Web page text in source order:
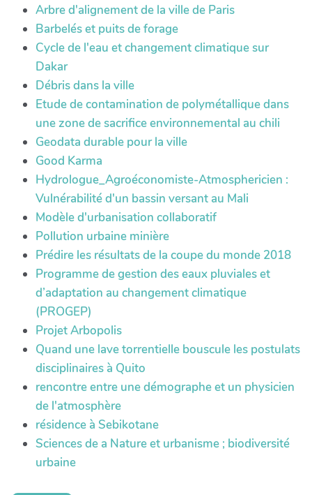
Arbre d'alignement de la ville de Paris
Barbelés et puits de forage
Cycle de l'eau et changement climatique sur
Dakar
Débris dans la ville
Etude de contamination de polymétallique dans
une zone de sacrifice environnemental au chili
Geodata durable pour la ville
Good Karma
Hydrologue_Agroéconomiste-Atmosphericien :
Vulnérabilité d'un bassin versant au Mali
Modèle d'urbanisation collaboratif
Pollution urbaine minière
Prédire les résultats de la coupe du monde 2018
Programme de gestion des eaux pluviales et
d’adaptation au changement climatique
(PROGEP)
Projet Arbopolis
Quand une lave torrentielle bouscule les postulats
disciplinaires à Quito
rencontre entre une démographe et un physicien
de l'atmosphère
résidence à Sebikotane
Sciences de a Nature et urbanisme ; biodiversité
urbaine